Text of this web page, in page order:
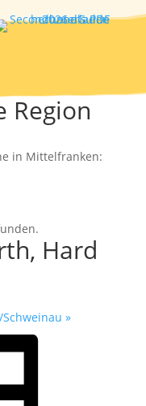
Region
in Mittelfranken:
Hard
»